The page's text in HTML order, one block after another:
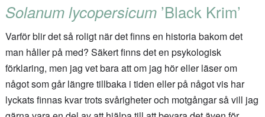
Solanum lycopersicum’Black Krim’
Varför blir det så roligt när det finns en historia bakom det
man håller på med? Säkert finns det en psykologisk
förklaring, men jag vet bara att om jag hör eller läser om
något som går längre tillbaka i tiden eller på något vis har
lyckats finnas kvar trots svårigheter och motgångar så vill jag